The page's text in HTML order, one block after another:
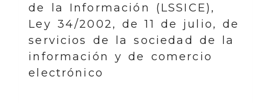
de la Información (LSSICE),
Ley 34/2002, de 11 de julio, de
servicios de la sociedad de la
información y de comercio
electrónico